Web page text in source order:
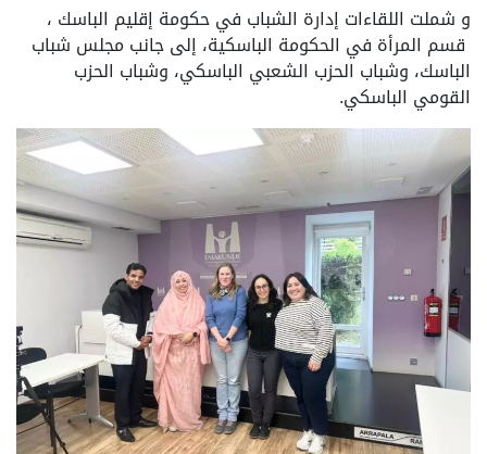
و شملت اللقاءات إدارة الشباب في حكومة إقليم الباسك ،
قسم المرأة في الحكومة الباسكية، إلى جانب مجلس شباب
الباسك، وشباب الحزب الشعبي الباسكي، وشباب الحزب
القومي الباسكي.